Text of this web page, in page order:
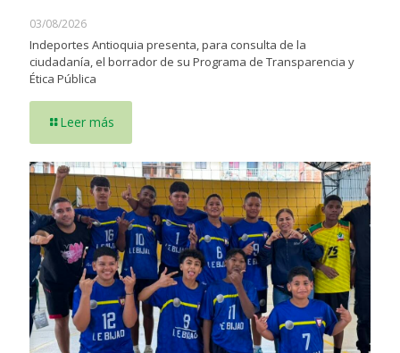
03/08/2026
Indeportes Antioquia presenta, para consulta de la
ciudadanía, el borrador de su Programa de Transparencia y
Ética Pública
Leer más